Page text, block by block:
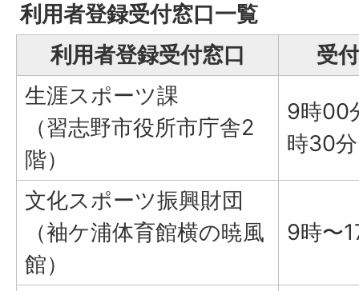
利用者登録受付窓口一覧
利用者登録受付窓口
受
生涯スポーツ課
（習志野市役所市庁舎2
階）
9時00
時30分
文化スポーツ振興財団
（袖ケ浦体育館横の暁風
館）
9時〜